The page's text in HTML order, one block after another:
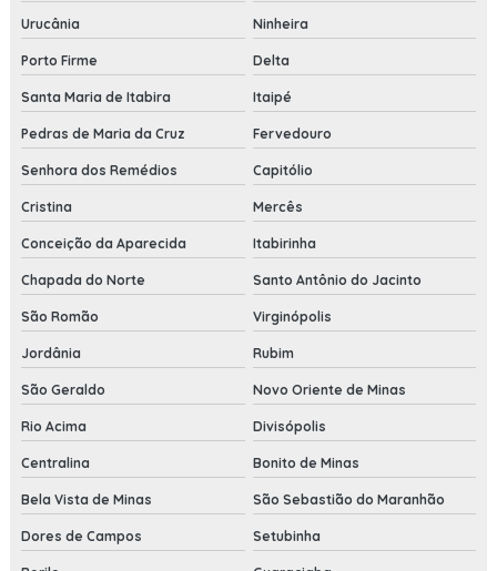
Urucânia Ninheira
Porto Firme Delta
Santa Maria de Itabira Itaipé
Pedras de Maria da Cruz Fervedouro
Senhora dos Remédios Capitólio
Cristina Mercês
Conceição da Aparecida Itabirinha
Chapada do Norte Santo Antônio do Jacinto
São Romão Virginópolis
Jordânia Rubim
São Geraldo Novo Oriente de Minas
Rio Acima Divisópolis
Centralina Bonito de Minas
Bela Vista de Minas São Sebastião do Maranhão
Dores de Campos Setubinha